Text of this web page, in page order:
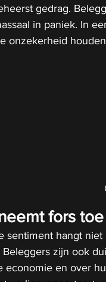
gedrag.
in paniek. In
onzekerheid
fors toe
sentiment hangt
Beleggers zijn ook
economie en over